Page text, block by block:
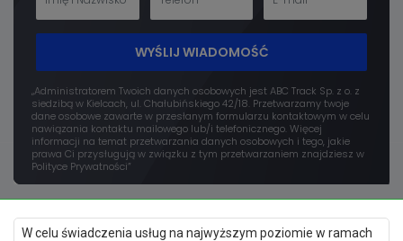
W celu świadczenia usług na najwyższym poziomie w ramach
WYŚLIJ WIADOMOŚĆ
„Administratorem Twoich danych osobowych jest ABC Track Sp. z o. z
siedzibą w Kielcach, ul. Chałubińskiego 42/18. Przetwarzamy twoje
dane osobowe zawarte w przesłanym formularzu kontaktowym w celu
nawiązania kontaktu mailowego lub/i telefonicznego. Więcej
informacji na temat przetwarzania danych osobowych i tego, jakie
prawa Ci przysługują w związku z tym przetwarzaniem znajdziesz w
Polityce Prywatności”